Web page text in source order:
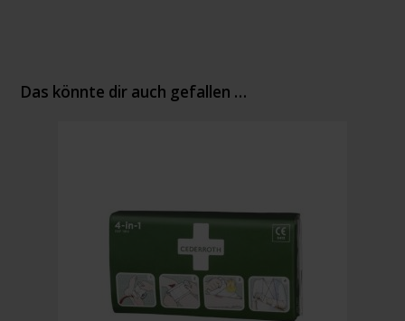
Das könnte dir auch gefallen …